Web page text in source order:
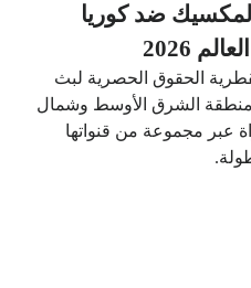
المكسيك ضد كوريا
2026
الحقوق الحصرية لبث
كأس العالم 2026 في منطقة الشرق الأوسط وشمال
عبر مجموعة من قنواتها